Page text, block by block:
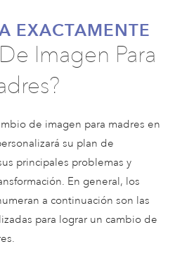
EXACTAMENTE
Imagen Para
de imagen para madres en
su plan de
principales problemas y
En general, los
a continuación son las
para lograr un cambio de